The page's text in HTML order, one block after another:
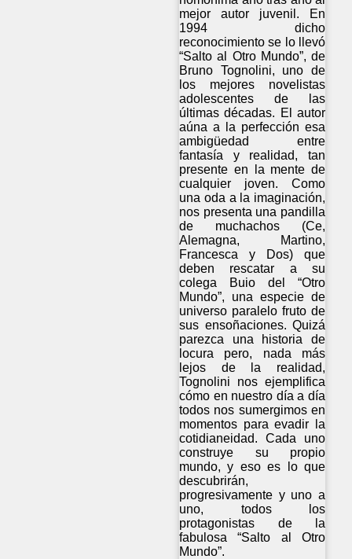
mejor autor juvenil. En
1994 dicho
reconocimiento se lo llevó
“Salto al Otro Mundo”, de
Bruno Tognolini, uno de
los mejores novelistas
adolescentes de las
últimas décadas. El autor
aúna a la perfección esa
ambigüedad entre
fantasía y realidad, tan
presente en la mente de
cualquier joven. Como
una oda a la imaginación,
nos presenta una pandilla
de muchachos (Ce,
Alemagna, Martino,
Francesca y Dos) que
deben rescatar a su
colega Buio del “Otro
Mundo”, una especie de
universo paralelo fruto de
sus ensoñaciones. Quizá
parezca una historia de
locura pero, nada más
lejos de la realidad,
Tognolini nos ejemplifica
cómo en nuestro día a día
todos nos sumergimos en
momentos para evadir la
cotidianeidad. Cada uno
construye su propio
mundo, y eso es lo que
descubrirán,
progresivamente y uno a
uno, todos los
protagonistas de la
fabulosa “Salto al Otro
Mundo”.